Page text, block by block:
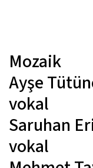
Mozaik
Ayşe
vokal
Saruhan
vokal